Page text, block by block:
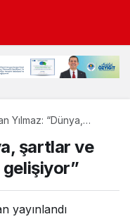
Yılmaz: “Dünya,
şartlar ve
yayınlandı